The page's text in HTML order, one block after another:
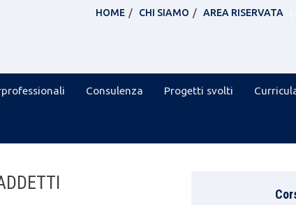
HOME CHI SIAMO AREA RISERVATA
Consulenza Progetti svolti